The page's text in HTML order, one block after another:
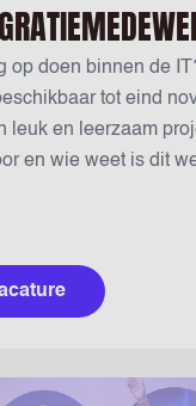
op doen binnen de
tot eind
leuk en leerzaam
en wie weet is dit